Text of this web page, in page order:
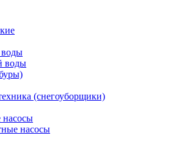
воды
воды
(снегоуборщики)
насосы